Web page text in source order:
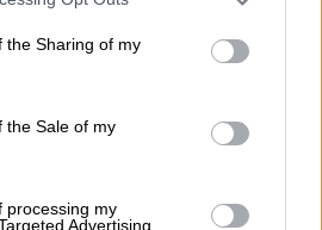
usage behaviour. You may click to
Google and its third-party tags to
specified purposes in below Google
the Sharing of my
the Sale of my
processing my
Advertising.